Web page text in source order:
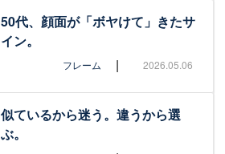
50代、顔面が「ボヤけて」きたサ
イン。
フレーム | 2026.05.06
似ているから迷う。違うから選
ぶ。